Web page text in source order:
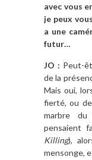
avec vous
je peux
a une
futur…
JO : Peut-
de la
Mais oui,
fierté, ou
marbre
pensaient
Killing),
mensonge,